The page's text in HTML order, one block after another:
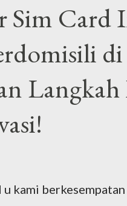
Sim Card
u kami